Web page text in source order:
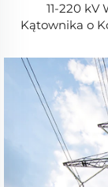
11-220
Kątownika o